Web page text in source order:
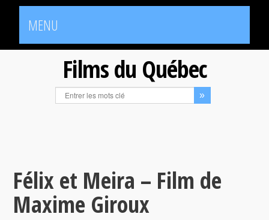
MENU
Films du Québec
Félix et Meira – Film de
Maxime Giroux